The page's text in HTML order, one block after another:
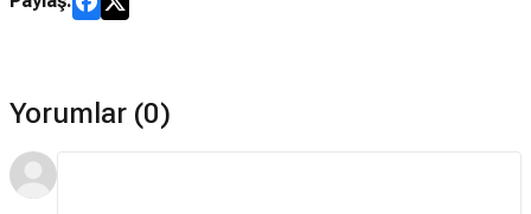
Yorumlar (0)